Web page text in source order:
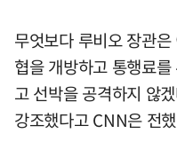
무엇보다 루비오 장관
협을 개방하고 통행료
고 선박을 공격하지 않
강조했다고 CNN은 전